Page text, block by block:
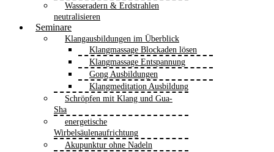
Wasseradern & Erdstrahlen
neutralisieren
Seminare
Klangausbildungen im Überblick
Klangmassage Blockaden lösen
Klangmassage Entspannung
Gong Ausbildungen
Klangmeditation Ausbildung
Schröpfen mit Klang und Gua-
Sha
energetische
Wirbelsäulenaufrichtung
Akupunktur ohne Nadeln